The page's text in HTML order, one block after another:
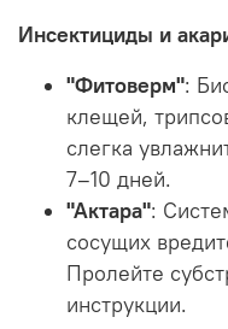
Инсектициды и
"Фитоверм":
клещей,
слегка
7–10 дней.
"Актара":
сосущих
Пролейте
инструкции.